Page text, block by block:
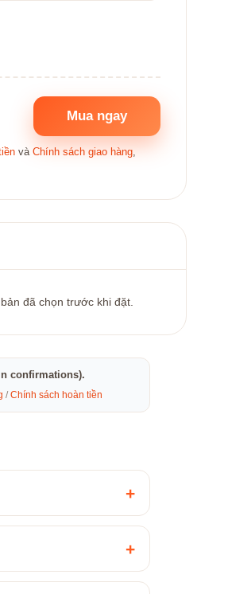
Mua ngay
và Chính sách giao hàng,
đã chọn trước khi đặt.
confirmations).
/Chính sách hoàn tiền
+
+